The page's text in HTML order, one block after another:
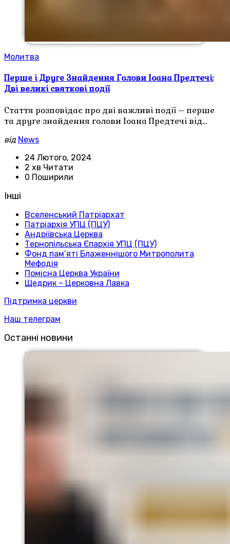
Молитва
Перше і Друге Знайдення Голови Іоана Предтечі:
Дві великі святкові події
Стаття розповідає про дві важливі події – перше
та друге знайдення голови Іоана Предтечі від…
від News
24 Лютого, 2024
2 хв Читати
0 Поширили
Інші
Вселенський Патріархат
Патріархія УПЦ (ПЦУ)
Андріївська Церква
Тернопільська Єпархія УПЦ (ПЦУ)
Фонд пам’яті Блаженнішого Митрополита
Мефодія
Помісна Церква України
Щедрик – Церковна Лавка
Підтримка церкви
Наш телеграм
Останні новини